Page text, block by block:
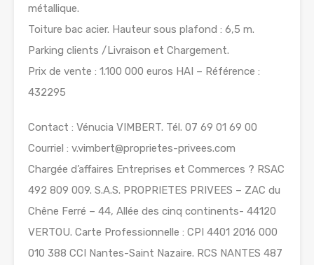
métallique.
Toiture bac acier. Hauteur sous plafond : 6,5 m.
Parking clients /Livraison et Chargement.
Prix de vente : 1.100 000 euros HAI – Référence :
432295
Contact : Vénucia VIMBERT. Tél. 07 69 01 69 00
Courriel : v.vimbert@proprietes-privees.com
Chargée d’affaires Entreprises et Commerces ? RSAC
492 809 009. S.A.S. PROPRIETES PRIVEES – ZAC du
Chêne Ferré – 44, Allée des cinq continents- 44120
VERTOU. Carte Professionnelle : CPI 4401 2016 000
010 388 CCI Nantes-Saint Nazaire. RCS NANTES 487